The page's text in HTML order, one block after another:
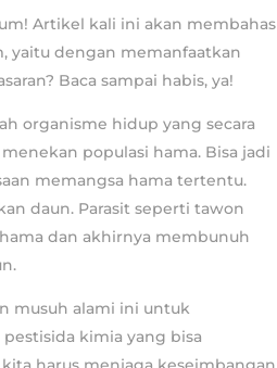
Artikel kali ini akan membahas
yaitu dengan memanfaatkan
Baca sampai habis, ya!
organisme hidup yang secara
populasi hama. Bisa jadi
memangsa hama tertentu.
daun. Parasit seperti tawon
dan akhirnya membunuh
musuh alami ini untuk
kimia yang bisa